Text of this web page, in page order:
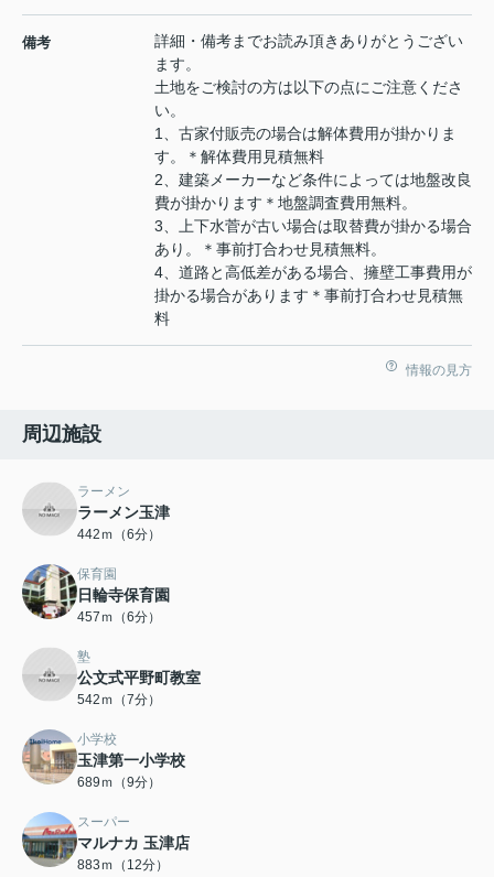
備考
詳細・備考までお読み頂きありがとうござい
ます。
土地をご検討の方は以下の点にご注意くださ
い。
1、古家付販売の場合は解体費用が掛かりま
す。＊解体費用見積無料
2、建築メーカーなど条件によっては地盤改良
費が掛かります＊地盤調査費用無料。
3、上下水菅が古い場合は取替費が掛かる場合
あり。＊事前打合わせ見積無料。
4、道路と高低差がある場合、擁壁工事費用が
掛かる場合があります＊事前打合わせ見積無
料
情報の見方
周辺施設
ラーメン
ラーメン玉津
442ｍ（6分）
保育園
日輪寺保育園
457ｍ（6分）
塾
公文式平野町教室
542ｍ（7分）
小学校
玉津第一小学校
689ｍ（9分）
スーパー
マルナカ 玉津店
883ｍ（12分）